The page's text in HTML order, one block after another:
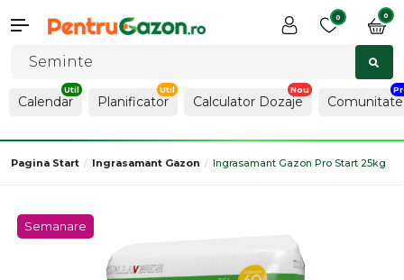
0 0
Calendar Planificator Calculator Dozaje Comunitate
Pagina Start Ingrasamant Gazon Ingrasamant Gazon Pro Start 25kg
Semanare